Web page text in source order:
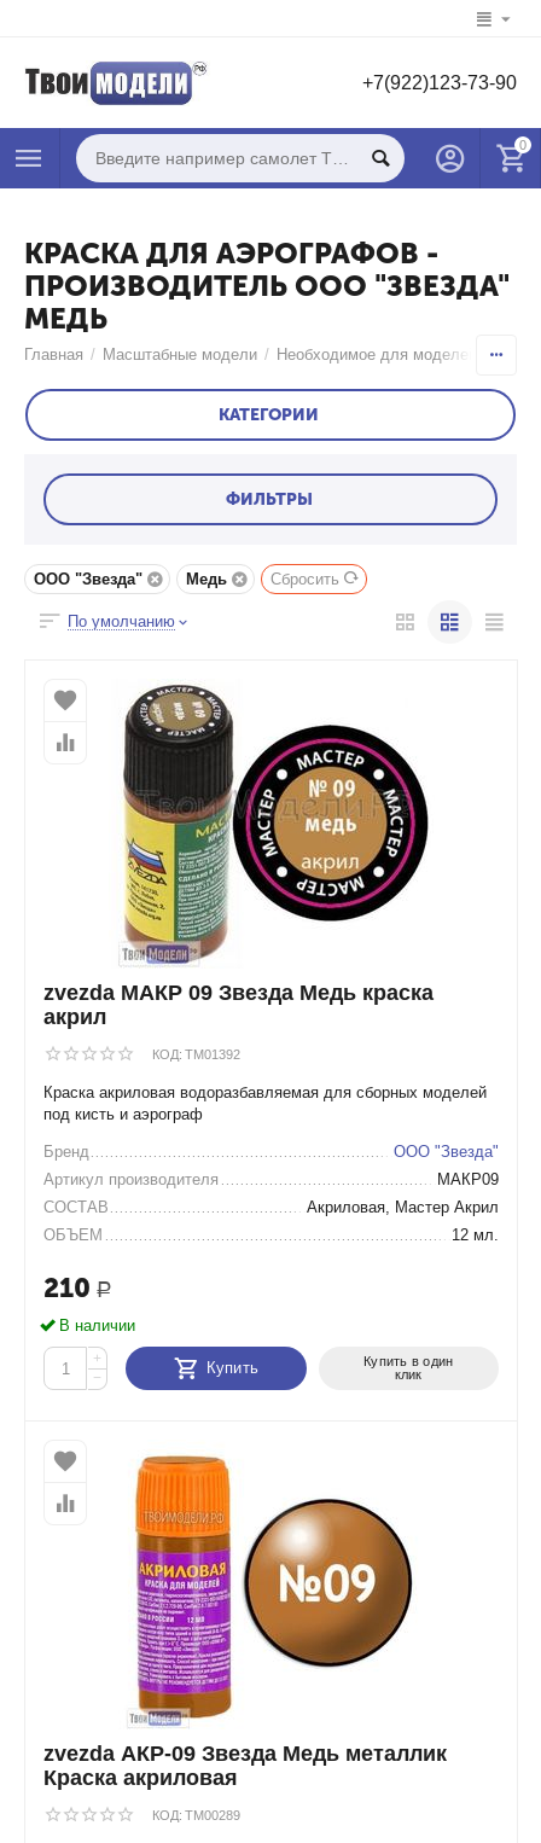
+7(922)123-73-90
0
КРАСКА ДЛЯ АЭРОГРАФОВ -
ПРОИЗВОДИТЕЛЬ ООО "ЗВЕЗДА"
МЕДЬ
Главная / Масштабные модели / Необходимое для моделей
КАТЕГОРИИ
ФИЛЬТРЫ
ООО "Звезда" Медь Сбросить
По умолчанию
zvezda МАКР 09 Звезда Медь краска
акрил
КОД: TM01392
Краска акриловая водоразбавляемая для сборных моделей
под кисть и аэрограф
Бренд
ООО "Звезда"
Артикул производителя
МАКР09
СОСТАВ
Акриловая, Мастер Акрил
ОБЪЕМ
12 мл.
210 Р
В наличии
+
−
Купить
Купить в один
клик
zvezda АКР-09 Звезда Медь металлик
Краска акриловая
КОД: TM00289